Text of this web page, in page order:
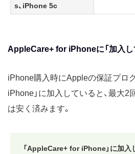
s、iPhone 5c
AppleCare+ for iPhoneに「加入し
iPhone購入時にAppleの保証プロ
iPhone」に加入していると、最大2
は安く済みます。
「AppleCare+ for iPhone」に加入